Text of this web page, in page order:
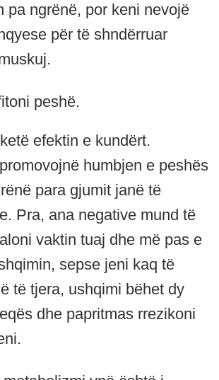
pa ngrënë, por keni nevojë
për të shndërruar
peshë.
efektin e kundërt.
humbjen e peshës
para gjumit janë të
Pra, ana negative mund të
vaktin tuaj dhe më pas e
sepse jeni kaq të
të tjera, ushqimi bëhet dy
dhe papritmas rrezikoni